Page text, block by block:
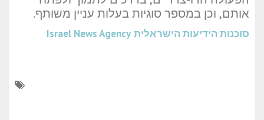
אותם, וכן במספר סוגיות בעלות עניין משותף.
סוכנות הידיעות הישראלית Israel News Agency